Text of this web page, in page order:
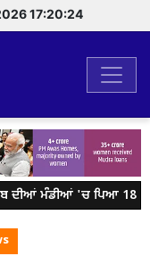
17:20:24
ਦੀਆਂ ਮੰਡੀਆਂ 'ਚ ਪਿਆ 18 ਲੱਖ